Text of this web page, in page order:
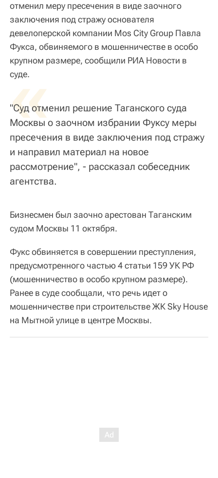
отменил меру пресечения в виде заочного
заключения под стражу основателя
девелоперской компании Mos City Group Павла
Фукса, обвиняемого в мошенничестве в особо
крупном размере, сообщили РИА Новости в
суде.
«
"Суд отменил решение Таганского суда
Москвы о заочном избрании Фуксу меры
пресечения в виде заключения под стражу
и направил материал на новое
рассмотрение", - рассказал собеседник
агентства.
Бизнесмен был заочно арестован Таганским
судом Москвы 11 октября.
Фукс обвиняется в совершении преступления,
предусмотренного частью 4 статьи 159 УК РФ
(мошенничество в особо крупном размере).
Ранее в суде сообщали, что речь идет о
мошенничестве при строительстве ЖК Sky House
на Мытной улице в центре Москвы.